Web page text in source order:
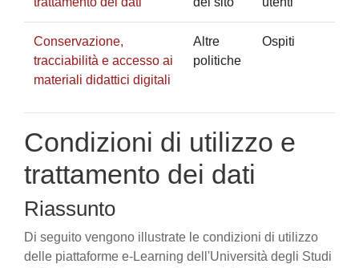
Conservazione,
tracciabilità e accesso ai
materiali didattici digitali
Altre
politiche
Ospiti
Condizioni di utilizzo e
trattamento dei dati
Riassunto
Di seguito vengono illustrate le condizioni di utilizzo
delle piattaforme e-Learning dell'Università degli Studi